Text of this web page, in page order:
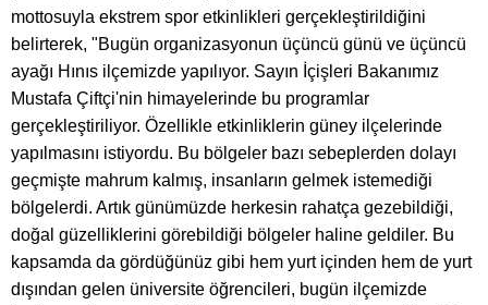
mottosuyla ekstrem spor etkinlikleri gerçekleştirildiğini
belirterek, "Bugün organizasyonun üçüncü günü ve üçüncü
ayağı Hınıs ilçemizde yapılıyor. Sayın İçişleri Bakanımız
Mustafa Çiftçi'nin himayelerinde bu programlar
gerçekleştiriliyor. Özellikle etkinliklerin güney ilçelerinde
yapılmasını istiyordu. Bu bölgeler bazı sebeplerden dolayı
geçmişte mahrum kalmış, insanların gelmek istemediği
bölgelerdi. Artık günümüzde herkesin rahatça gezebildiği,
doğal güzelliklerini görebildiği bölgeler haline geldiler. Bu
kapsamda da gördüğünüz gibi hem yurt içinden hem de yurt
dışından gelen üniversite öğrencileri, bugün ilçemizde